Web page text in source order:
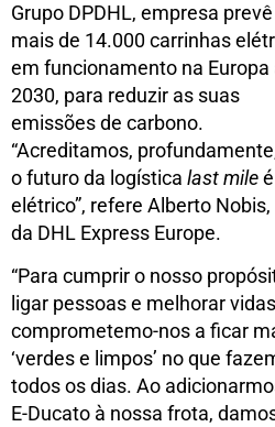
Grupo DPDHL, empresa
mais de 14.000 carrinhas
em funcionamento na Europa
2030, para reduzir as suas
emissões de carbono.
“Acreditamos,
o futuro da logística last mileé
elétrico”, refere Alberto Nobis,
da DHL Express Europe.
“Para cumprir o nosso
ligar pessoas e melhorar
comprometemo-nos a ficar
‘verdes e limpos’ no que
todos os dias. Ao
E-Ducato à nossa frota,